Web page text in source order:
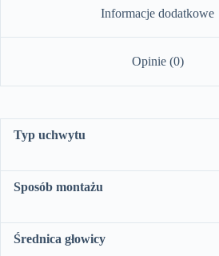
Informacje dodatkowe
Opinie (0)
Typ uchwytu
Sposób montażu
Średnica głowicy